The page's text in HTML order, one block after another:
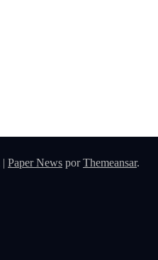
| Paper News porThemeansar.